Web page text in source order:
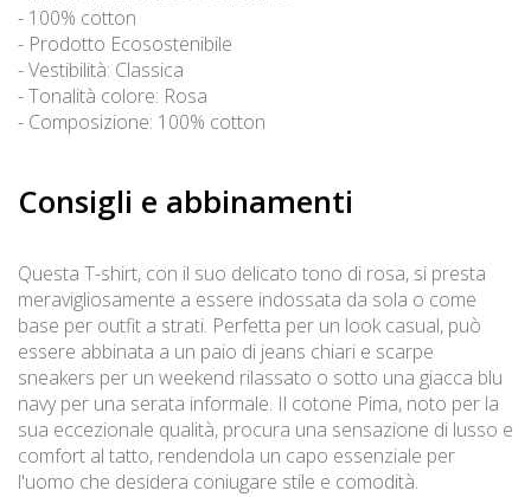
- 100% cotton
- Prodotto Ecosostenibile
- Vestibilità: Classica
- Tonalità colore: Rosa
- Composizione: 100% cotton
Consigli e abbinamenti
Questa T-shirt, con il suo delicato tono di rosa, si presta
meravigliosamente a essere indossata da sola o come
base per outfit a strati. Perfetta per un look casual, può
essere abbinata a un paio di jeans chiari e scarpe
sneakers per un weekend rilassato o sotto una giacca blu
navy per una serata informale. Il cotone Pima, noto per la
sua eccezionale qualità, procura una sensazione di lusso e
comfort al tatto, rendendola un capo essenziale per
l'uomo che desidera coniugare stile e comodità.